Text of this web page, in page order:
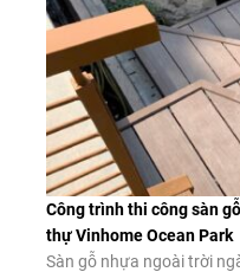
Công trình thi công sàn
thự Vinhome Ocean Park
Sàn gỗ nhựa ngoài trời